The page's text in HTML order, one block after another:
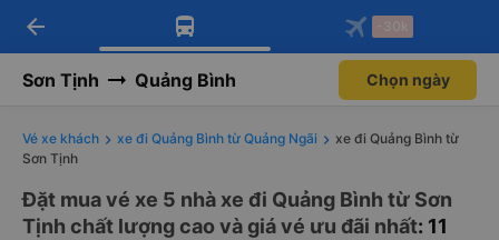
Tải app Vexere ngay!
Nhận ưu đãi thành viên độc
Mở app
Tải app Vexere
-30k/ghế khi đặt vé máy bay qua
Mở app
arrow_back -30k
Sơn Tịnh Quảng Bình Chọn ngày
Vé xe khách xe đi Quảng Bình từ Quảng Ngãi
xe đi Quảng Bình từ
Sơn Tịnh
Đặt mua vé xe 5 nhà xe đi Quảng Bình từ Sơn
Tịnh chất lượng cao và giá vé ưu đãi nhất: 11